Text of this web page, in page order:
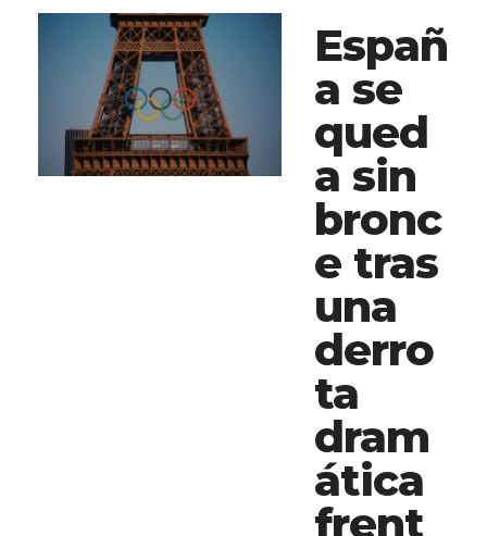
Españ
a se
qued
a sin
bronc
e tras
una
derro
ta
dram
ática
frent